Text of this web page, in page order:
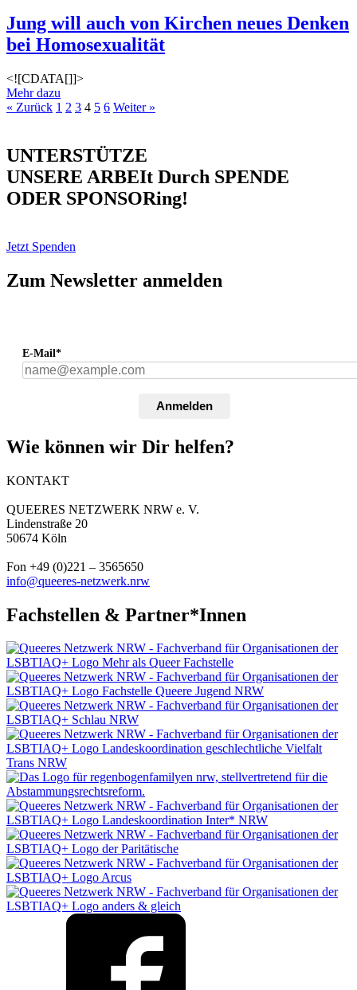
Jung will auch von Kirchen neues Denken
bei Homosexualität
<![CDATA[]]>
Mehr dazu
« Zurück 1 2 3 4 5 6 Weiter »
UNTERSTÜTZE
UNSERE ARBEIt Durch SPENDE
ODER SPONSORing!
Jetzt Spenden
Zum Newsletter anmelden
E-Mail*
Anmelden
Wie können wir Dir helfen?
KONTAKT
QUEERES NETZWERK NRW e. V.
Lindenstraße 20
50674 Köln
Fon +49 (0)221 – 3565650
info@queeres-netzwerk.nrw
Fachstellen & Partner*Innen